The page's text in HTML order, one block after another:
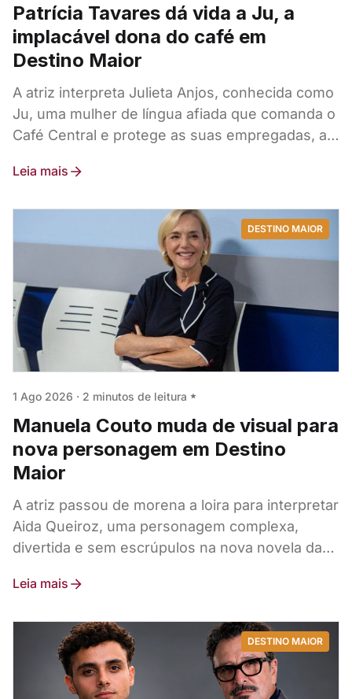
Patrícia Tavares dá vida a Ju, a
implacável dona do café em
Destino Maior
A atriz interpreta Julieta Anjos, conhecida como
Ju, uma mulher de língua afiada que comanda o
Café Central e protege as suas empregadas, a
Leia mais
DESTINO MAIOR
1 Ago 2026 · 2 minutos de leitura
Manuela Couto muda de visual para
nova personagem em Destino
Maior
A atriz passou de morena a loira para interpretar
Aida Queiroz, uma personagem complexa,
divertida e sem escrúpulos na nova novela da
Leia mais
DESTINO MAIOR